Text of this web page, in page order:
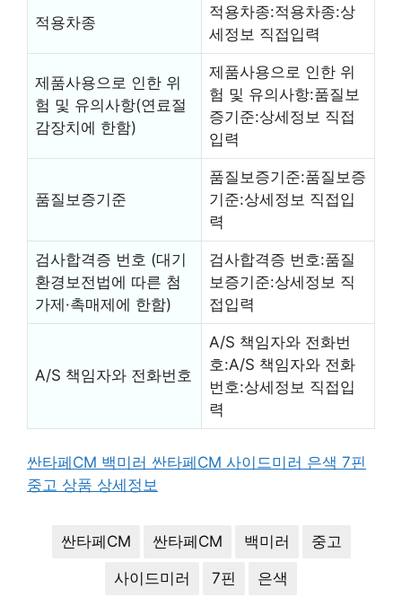
적용차종
적용차종:적용차종:상
세정보 직접입력
제품사용으로 인한 위
험 및 유의사항(연료절
감장치에 한함)
제품사용으로 인한 위
험 및 유의사항:품질보
증기준:상세정보 직접
입력
품질보증기준
품질보증기준:품질보증
기준:상세정보 직접입
력
검사합격증 번호 (대기
환경보전법에 따른 첨
가제·촉매제에 한함)
검사합격증 번호:품질
보증기준:상세정보 직
접입력
A/S 책임자와 전화번호
A/S 책임자와 전화번
호:A/S 책임자와 전화
번호:상세정보 직접입
력
싼타페CM 백미러 싼타페CM 사이드미러 은색 7핀
중고 상품 상세정보
싼타페CM 싼타페CM 백미러 중고
사이드미러 7핀 은색